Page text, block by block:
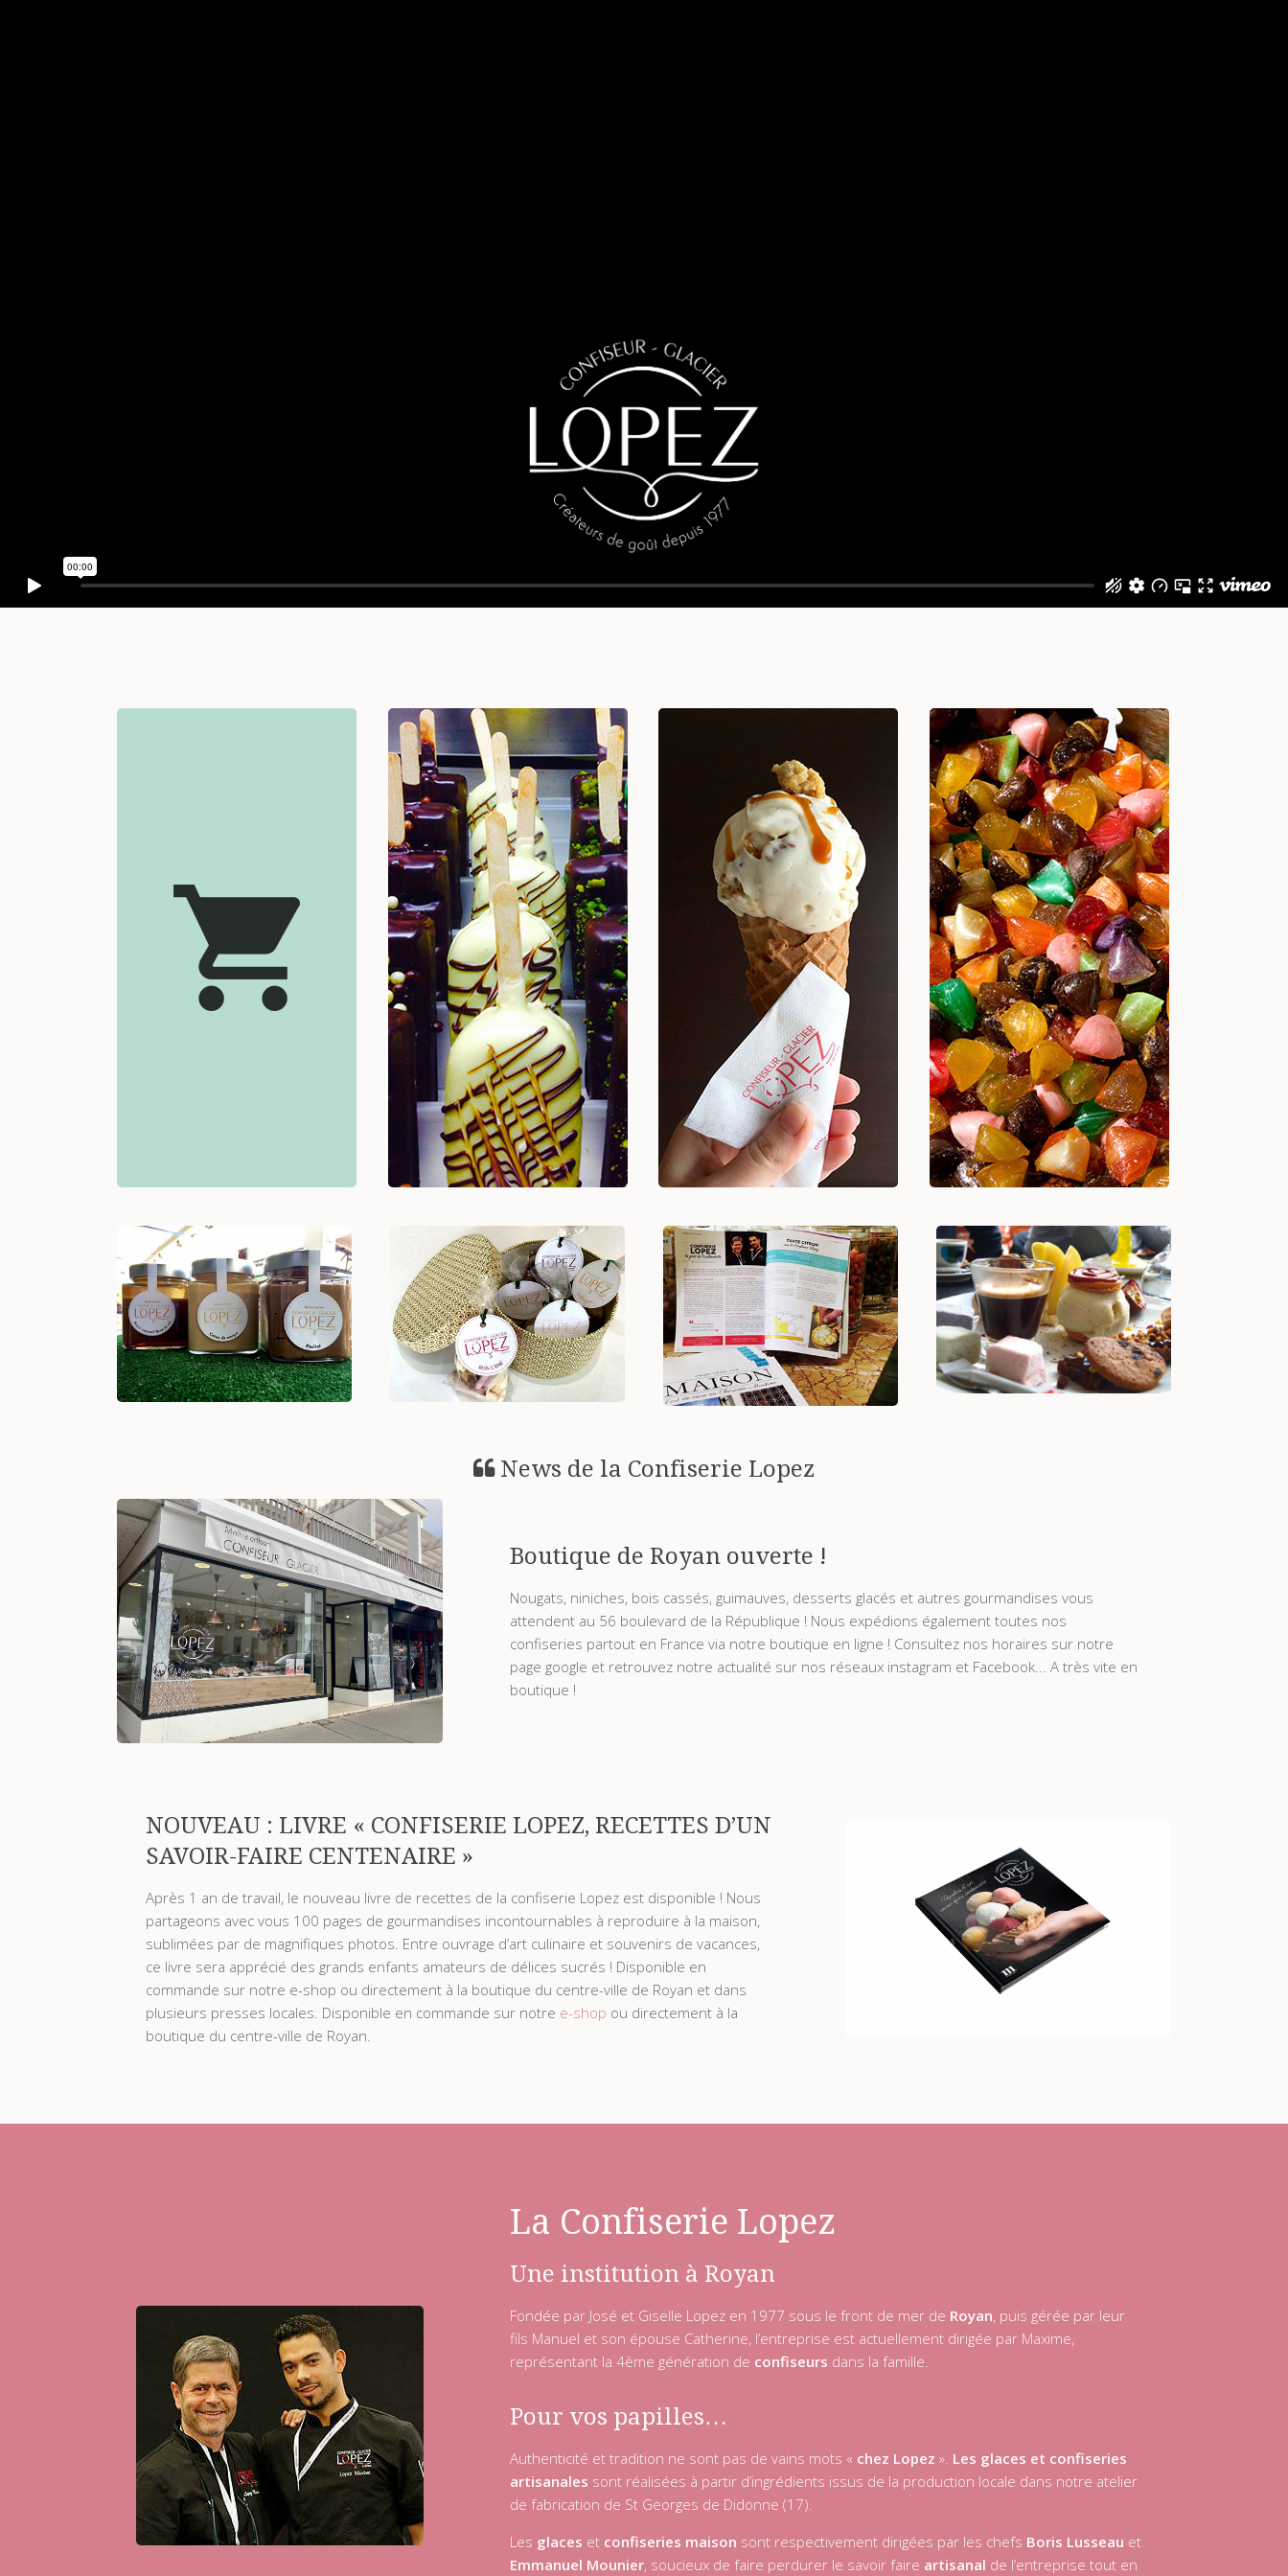
confiseries
artisanales
Voir +
Vacherins, Ice-kimos, bûches,
on a plein d'idées
Voir +
Découvrez plus de 100
parfums de glaces et sorbets
artisanaux
Voir +
Berlingots, bois cassés,
sucettes, guimauves,
niniches...
Voir +
Caramel fleur de sel, crème
de nougat ou praliné
Voir +
un mariage, anniversaire ou
baptême? Nos idées ici!
Voir +
Voici un petit condensé des
articles de presse
Voir + Voir +
News de la Confiserie Lopez
Boutique de Royan ouverte !
Nougats, niniches, bois cassés, guimauves, desserts glacés et autres gourmandises vous
attendent au 56 boulevard de la République ! Nous expédions également toutes nos
confiseries partout en France via notre boutique en ligne ! Consultez nos horaires sur notre
page google et retrouvez notre actualité sur nos réseaux instagram et Facebook... A très vite en
boutique !
NOUVEAU : LIVRE « CONFISERIE LOPEZ, RECETTES D’UN
SAVOIR-FAIRE CENTENAIRE »
Après 1 an de travail, le nouveau livre de recettes de la confiserie Lopez est disponible ! Nous
partageons avec vous 100 pages de gourmandises incontournables à reproduire à la maison,
sublimées par de magnifiques photos. Entre ouvrage d’art culinaire et souvenirs de vacances,
ce livre sera apprécié des grands enfants amateurs de délices sucrés ! Disponible en
commande sur notre e-shop ou directement à la boutique du centre-ville de Royan et dans
plusieurs presses locales. Disponible en commande sur notre e-shop ou directement à la
boutique du centre-ville de Royan.
La Confiserie Lopez
Une institution à Royan
Fondée par José et Giselle Lopez en 1977 sous le front de mer de Royan, puis gérée par leur
fils Manuel et son épouse Catherine, l’entreprise est actuellement dirigée par Maxime,
représentant la 4ème génération de confiseurs dans la famille.
Pour vos papilles…
Authenticité et tradition ne sont pas de vains mots « chez Lopez ». Les glaces et confiseries
artisanales sont réalisées à partir d’ingrédients issus de la production locale dans notre atelier
de fabrication de St Georges de Didonne (17).
Les glaces etconfiseries maison sont respectivement dirigées par les chefs Boris Lusseau et
Emmanuel Mounier, soucieux de faire perdurer le savoir faire artisanal de l’entreprise tout en